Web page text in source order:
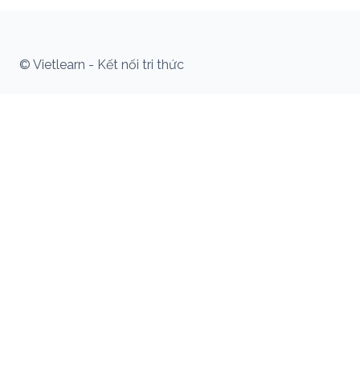
© Vietlearn - Kết nối tri thức